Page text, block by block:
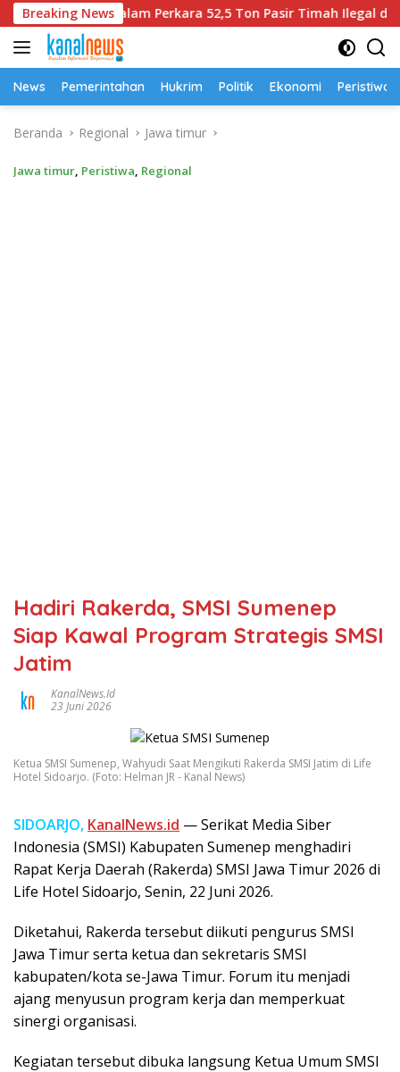
Langsung
ke
konten
Breaking NewsDalam Perkara 52,5 Ton Pasir Timah Ilegal di
News Pemerintahan Hukrim Politik Ekonomi Peristiwa
Beranda Regional Jawa timur
Jawa timur, Peristiwa, Regional
Hadiri Rakerda, SMSI Sumenep
Siap Kawal Program Strategis SMSI
Jatim
KanalNews.id
23 Juni 2026
Ketua SMSI Sumenep, Wahyudi Saat Mengikuti Rakerda SMSI Jatim di Life
Hotel Sidoarjo. (Foto: Helman JR - Kanal News)
SIDOARJO, KanalNews.id — Serikat Media Siber
Indonesia (SMSI) Kabupaten Sumenep menghadiri
Rapat Kerja Daerah (Rakerda) SMSI Jawa Timur 2026 di
Life Hotel Sidoarjo, Senin, 22 Juni 2026.
Diketahui, Rakerda tersebut diikuti pengurus SMSI
Jawa Timur serta ketua dan sekretaris SMSI
kabupaten/kota se-Jawa Timur. Forum itu menjadi
ajang menyusun program kerja dan memperkuat
sinergi organisasi.
Kegiatan tersebut dibuka langsung Ketua Umum SMSI